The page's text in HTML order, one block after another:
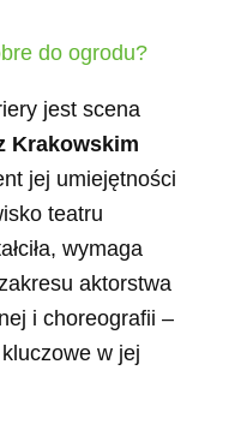
do ogrodu?
jest scena
Krakowskim
jej umiejętności
teatru
wymaga
aktorstwa
i choreografii –
w jej